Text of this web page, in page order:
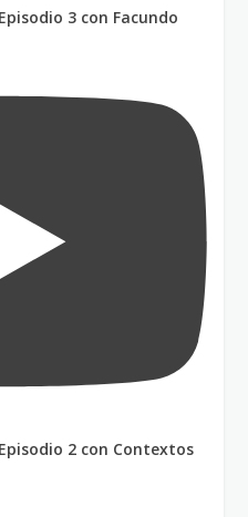
3 con Facundo
2 con Contextos